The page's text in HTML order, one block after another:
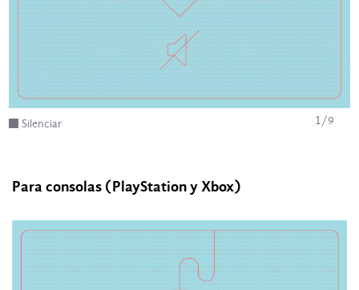
Silenciar 1/9
Para consolas (PlayStation y Xbox)